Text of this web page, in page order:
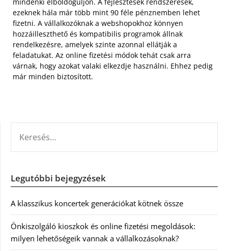
ezeknek hála már több mint 90 féle pénznemben lehet
fizetni. A vállalkozóknak a webshopokhoz könnyen
hozzáilleszthető és kompatibilis programok állnak
rendelkezésre, amelyek szinte azonnal ellátják a
feladatukat. Az online fizetési módok tehát csak arra
várnak, hogy azokat valaki elkezdje használni. Ehhez pedig
már minden biztosított.
Legutóbbi bejegyzések
A klasszikus koncertek generációkat kötnek össze
Önkiszolgáló kioszkok és online fizetési megoldások:
milyen lehetőségeik vannak a vállalkozásoknak?